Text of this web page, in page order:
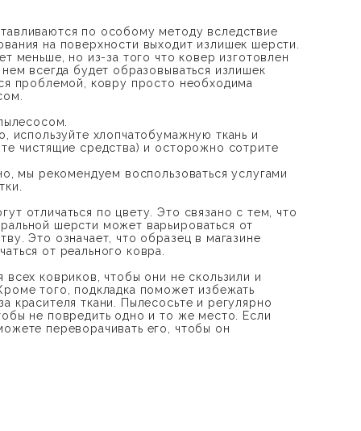
по особому методу вследствие
на поверхности выходит излишек шерсти.
меньше, но из-за того что ковер изготовлен
всегда будет образовываться излишек
проблемой, ковру просто необходима
используйте хлопчатобумажную ткань и
чистящие средства) и осторожно сотрите
мы рекомендуем воспользоваться услугами
отличаться по цвету. Это связано с тем, что
шерсти может варьироваться от
Это означает, что образец в магазине
от реального ковра.
всех ковриков, чтобы они не скользили и
того, подкладка поможет избежать
красителя ткани. Пылесосьте и регулярно
не повредить одно и то же место. Если
переворачивать его, чтобы он